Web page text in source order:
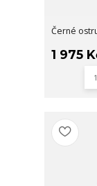
Černé
1 975